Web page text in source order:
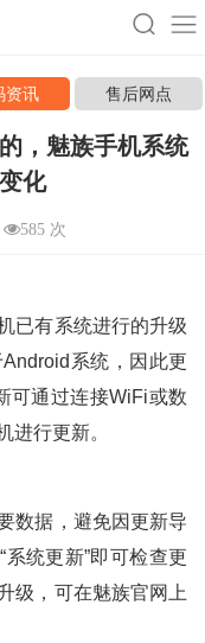
资讯 售后网点
，魅族手机系统
化
585 次
已有系统进行的升级
系统，因此更
可通过连接WiFi或数
进行更新。
数据，避免因更新导
系统更新”即可检查更
级，可在魅族官网上